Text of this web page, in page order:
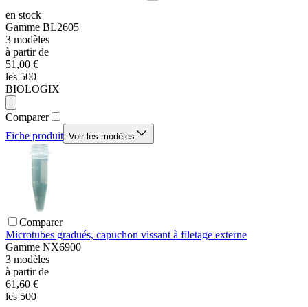
en stock
Gamme BL2605
3 modèles
à partir de
51,00 €
les 500
BIOLOGIX
Comparer
Fiche produit Voir les modèles
Comparer
Microtubes gradués, capuchon vissant à filetage externe
Gamme NX6900
3 modèles
à partir de
61,60 €
les 500